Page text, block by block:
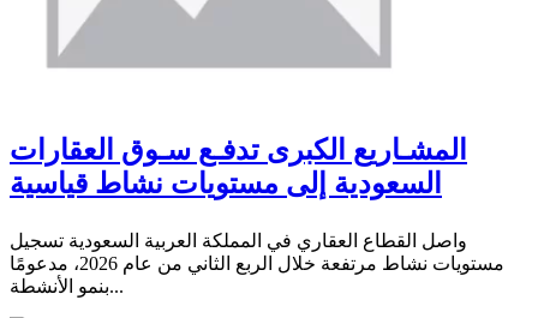
المشـاريع الكبرى تدفـع سـوق العقارات
السعودية إلى مستويات نشاط قياسية
واصل القطاع العقاري في المملكة العربية السعودية تسجيل
مستويات نشاط مرتفعة خلال الربع الثاني من عام 2026، مدعومًا
بنمو الأنشطة...